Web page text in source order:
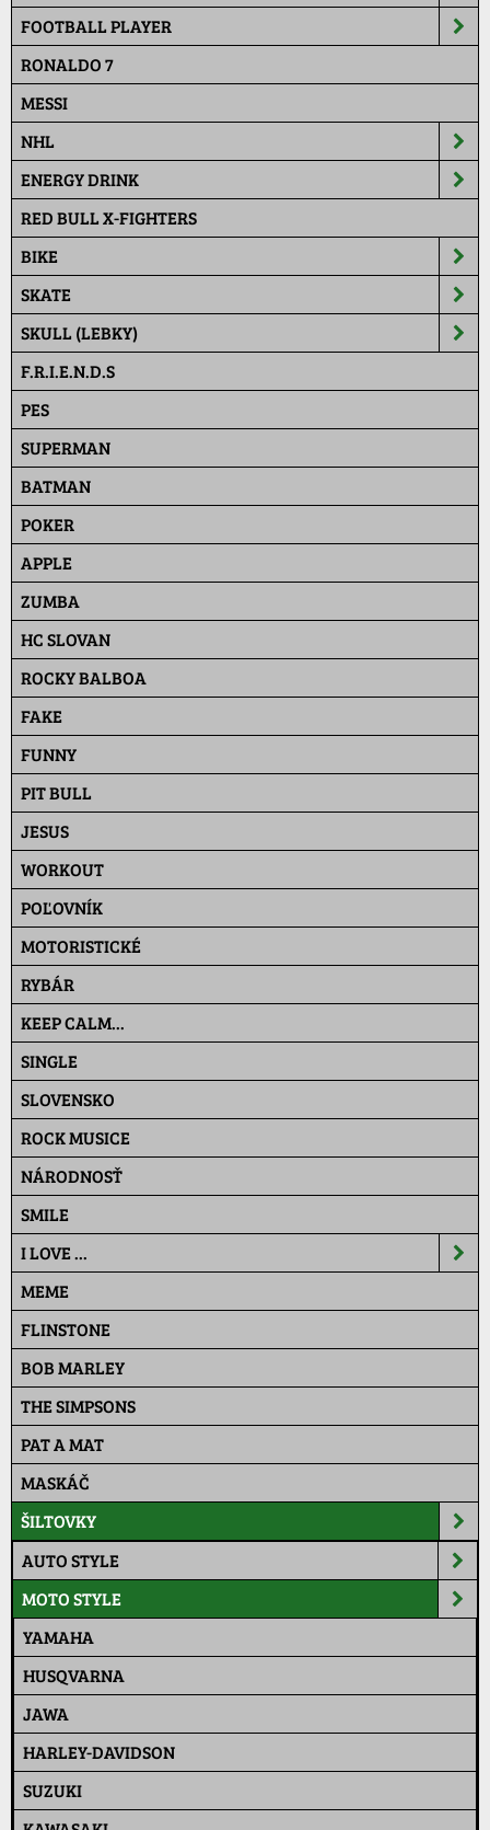
FOOTBALL PLAYER
RONALDO 7
MESSI
NHL
ENERGY DRINK
RED BULL X-FIGHTERS
BIKE
SKATE
SKULL (LEBKY)
F.R.I.E.N.D.S
PES
SUPERMAN
BATMAN
POKER
APPLE
ZUMBA
HC SLOVAN
ROCKY BALBOA
FAKE
FUNNY
PIT BULL
JESUS
WORKOUT
POĽOVNÍK
MOTORISTICKÉ
RYBÁR
KEEP CALM...
SINGLE
SLOVENSKO
ROCK MUSICE
NÁRODNOSŤ
SMILE
I LOVE ...
MEME
FLINSTONE
BOB MARLEY
THE SIMPSONS
PAT A MAT
MASKÁČ
ŠILTOVKY
AUTO STYLE
MOTO STYLE
YAMAHA
HUSQVARNA
JAWA
HARLEY-DAVIDSON
SUZUKI